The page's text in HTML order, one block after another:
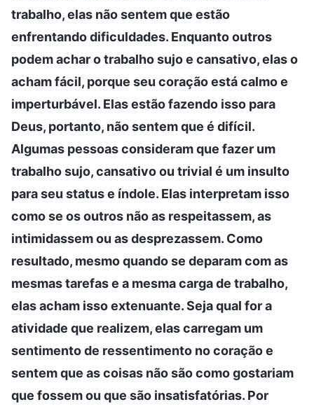
trabalho, elas não sentem que estão
enfrentando dificuldades. Enquanto outros
podem achar o trabalho sujo e cansativo, elas o
acham fácil, porque seu coração está calmo e
imperturbável. Elas estão fazendo isso para
Deus, portanto, não sentem que é difícil.
Algumas pessoas consideram que fazer um
trabalho sujo, cansativo ou trivial é um insulto
para seu status e índole. Elas interpretam isso
como se os outros não as respeitassem, as
intimidassem ou as desprezassem. Como
resultado, mesmo quando se deparam com as
mesmas tarefas e a mesma carga de trabalho,
elas acham isso extenuante. Seja qual for a
atividade que realizem, elas carregam um
sentimento de ressentimento no coração e
sentem que as coisas não são como gostariam
que fossem ou que são insatisfatórias. Por